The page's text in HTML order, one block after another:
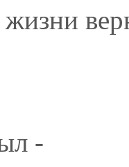
-